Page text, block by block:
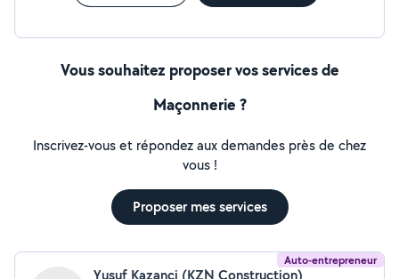
problème de trésorerie pas de panique, profitez de nos
Vous souhaitez proposer vos services de
Maçonnerie ?
Inscrivez-vous et répondez aux demandes près de chez
vous !
Proposer mes services
Auto-entrepreneur
Yusuf Kazanci (KZN Construction)